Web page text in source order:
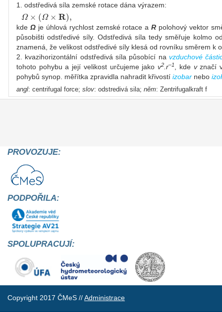
1. odstředivá síla zemské rotace dána výrazem:
Ω × (Ω × R),
kde Ωje úhlová rychlost zemské rotace aR polohový vektor
působišti odstředivé síly. Odstředivá síla tedy směřuje
znamená, že velikost odstředivé síly klesá od rovníku směrem
2. kvazihorizontální odstředivá síla působící na vzduchové
tohoto pohybu a její velikost určujeme jakov2 .r–1 , kde vznačí
pohybů synop. měřítka zpravidla nahradit křivostí izobar nebo
angl: centrifugal force; slov: odstredivá sila; něm: Zentrifugalkraft f
PROVOZUJE:
PODPOŘILA:
SPOLUPRACUJÍ:
Copyright 2017 ČMeS //Administrace